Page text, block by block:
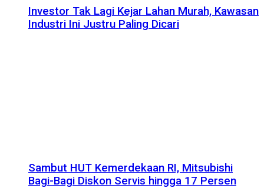
Investor Tak Lagi Kejar Lahan Murah, Kawasan
Industri Ini Justru Paling Dicari
Sambut HUT Kemerdekaan RI, Mitsubishi
Bagi-Bagi Diskon Servis hingga 17 Persen